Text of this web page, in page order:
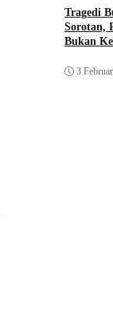
Tragedi
Sorotan,
Bukan
3